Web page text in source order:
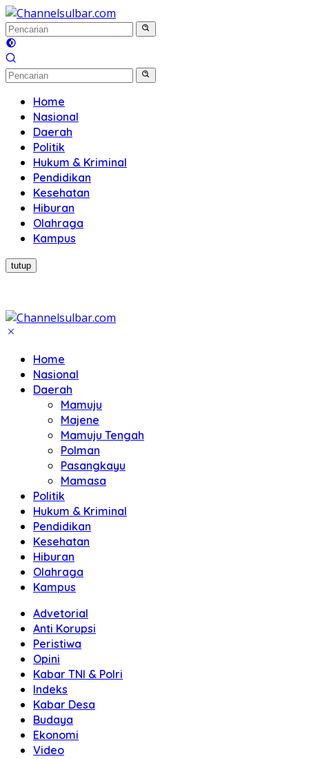
Langsung
ke
konten
Home
Nasional
Daerah
Politik
Hukum & Kriminal
Pendidikan
Kesehatan
Hiburan
Olahraga
Kampus
tutup
Home
Nasional
Daerah
Mamuju
Majene
Mamuju Tengah
Polman
Pasangkayu
Mamasa
Politik
Hukum & Kriminal
Pendidikan
Kesehatan
Hiburan
Olahraga
Kampus
Advetorial
Anti Korupsi
Peristiwa
Opini
Kabar TNI & Polri
Indeks
Kabar Desa
Budaya
Ekonomi
Video